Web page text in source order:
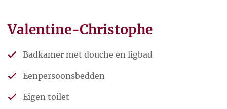
Valentine-Christophe
Badkamer met douche en ligbad
Eenpersoonsbedden
Eigen toilet